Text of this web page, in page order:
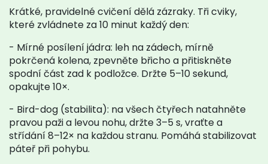
Krátké, pravidelné cvičení dělá zázraky. Tři cviky,
které zvládnete za 10 minut každý den:
- Mírné posílení jádra: leh na zádech, mírně
pokrčená kolena, zpevněte břicho a přitiskněte
spodní část zad k podložce. Držte 5–10 sekund,
opakujte 10×.
- Bird-dog (stabilita): na všech čtyřech natahněte
pravou paži a levou nohu, držte 3–5 s, vraťte a
střídání 8–12× na každou stranu. Pomáhá stabilizovat
páteř při pohybu.